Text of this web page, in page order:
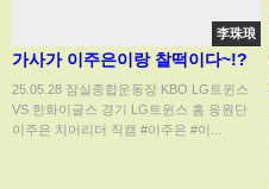
李珠琅
가사가 이주은이랑 찰떡이다~!?
25.05.28 잠실종합운동장 KBO LG트윈스
VS 한화이글스 경기 LG트윈스 홈 응원단
이주은 치어리더 직캠 #이주은 #이...